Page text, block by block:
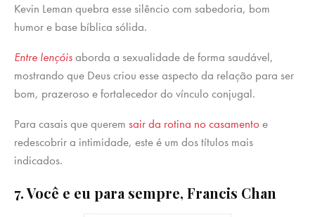
Kevin Leman quebra esse silêncio com sabedoria, bom
humor e base bíblica sólida.
Entre lençóisaborda a sexualidade de forma saudável,
mostrando que Deus criou esse aspecto da relação para ser
bom, prazeroso e fortalecedor do vínculo conjugal.
Para casais que querem sair da rotina no casamentoe
redescobrir a intimidade, este é um dos títulos mais
indicados.
7. Você e eu para sempre, Francis Chan